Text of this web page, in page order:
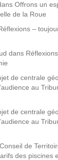
Offrons un
de la Roue
–
dans
de centrale
au
de centrale
au
Conseil de
des piscines